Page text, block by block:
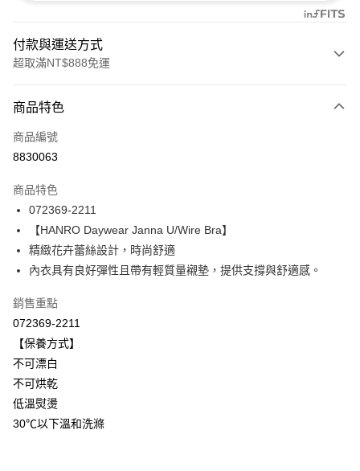
付款與運送方式
超取滿NT$888免運
信用卡一次付款
信用卡分期付款
合作金庫商業銀行
華南商業銀行
上海商業儲蓄銀行
台北富邦商業銀行
國泰世華商業銀行
臺灣中小企業銀行
台中商業銀行
聯邦商業銀行
台新國際商業銀行
台灣樂天信用卡公司
Apple Pay
悠遊付
ATM付款
運送方式
付款後全家取貨$888免運-以PackAge+配客嘉循環箱包裝寄出
每筆NT$90，滿NT$888(含以上)免運費
商品特色
商品編號
8830063
商品特色
072369-2211
【HANRO Daywear Janna U/Wire Bra】
精緻花卉蕾絲設計，時尚舒適
內衣具有良好彈性且帶有輕質量襯墊，提供支撐與舒適感。
銷售重點
072369-2211
【保養方式】
不可漂白
不可烘乾
低溫熨燙
30℃以下溫和洗滌